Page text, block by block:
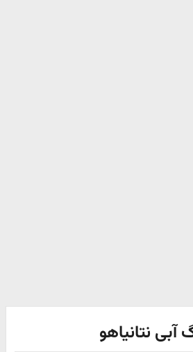
نتانیاهو